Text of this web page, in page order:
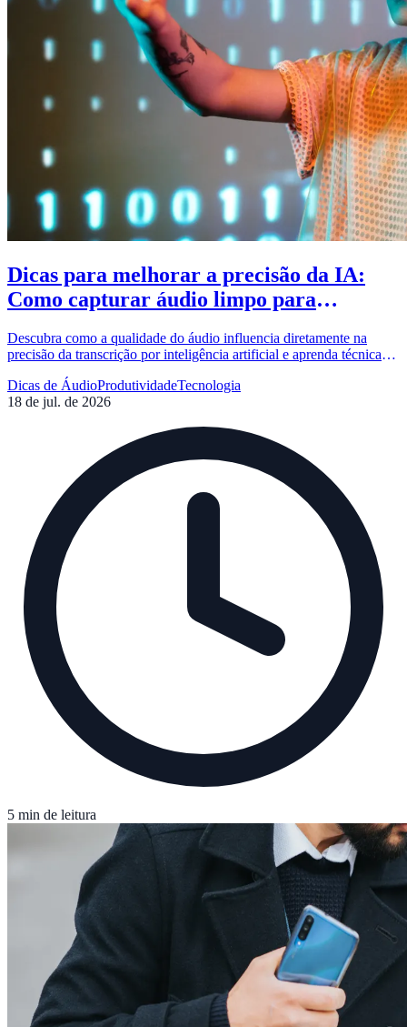
Dicas para melhorar a precisão da IA:
Como capturar áudio limpo para
Descubra como a qualidade do áudio influencia diretamente na
precisão da transcrição por inteligência artificial e aprenda técnicas
Dicas de ÁudioProdutividadeTecnologia
18 de jul. de 2026
5 min de leitura